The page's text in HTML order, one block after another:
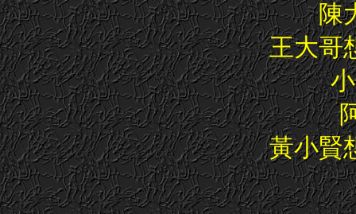
陳
王大哥
黃小賢